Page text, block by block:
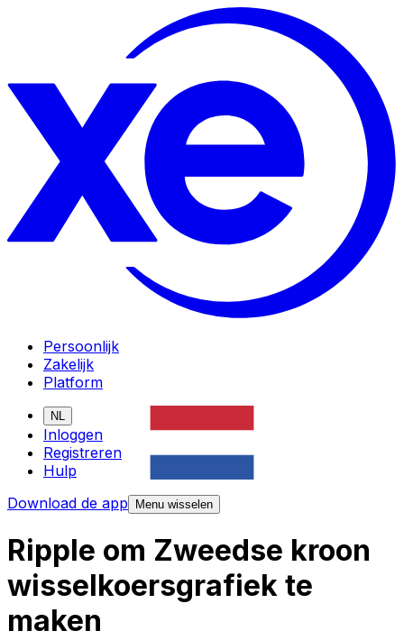
Persoonlijk
Zakelijk
Platform
NL
Inloggen
Registreren
Hulp
Download de app
Menu wisselen
Ripple om Zweedse kroon
wisselkoersgrafiek te
maken